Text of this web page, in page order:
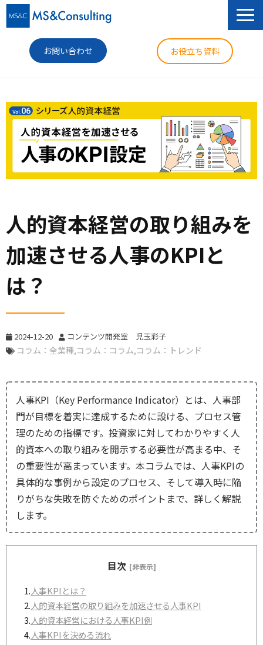
お問い合わせ お役立ち資料
セミナー
導入事例
コラム
企業情報
人的資本経営の取り組みを
加速させる人事のKPIと
は？
2024-12-20 コンテンツ開発室 児玉彩子
コラム：全業種 コラム：コラム コラム：トレンド
人事KPI（Key Performance Indicator）とは、人事部
門が目標を着実に達成するために設ける、プロセス管
理のための指標です。投資家に対してわかりやすく人
的資本への取り組みを開示する必要性が高まる中、そ
の重要性が高まっています。本コラムでは、人事KPIの
具体的な事例から設定のプロセス、そして導入時に陥
りがちな失敗を防ぐためのポイントまで、詳しく解説
します。
目次 [非表示]
1.人事KPIとは？
2.人的資本経営の取り組みを加速させる人事KPI
3.人的資本経営における人事KPI例
4.人事KPIを決める流れ